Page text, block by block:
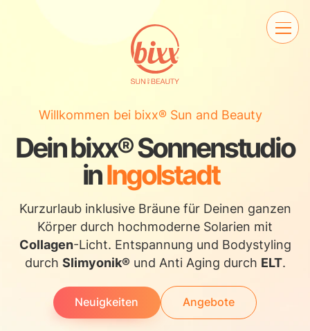
Willkommen bei bixx® Sun and Beauty
Dein bixx® Sonnenstudio
inIngolstadt
Kurzurlaub inklusive Bräune für Deinen ganzen
Körper durch hochmoderne Solarien mit
Collagen-Licht. Entspannung und Bodystyling
durch Slimyonik® und Anti Aging durch ELT.
Neuigkeiten Angebote